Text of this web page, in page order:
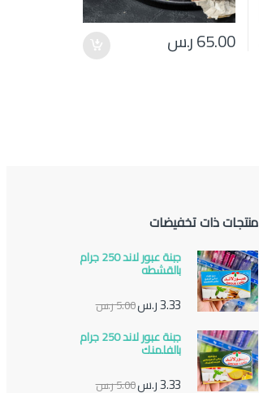
65.00ر.س
منتجات ذات تخفيضات
جبنة عبور لاند 250 جرام
بالقشطه
3.33ر.س5.00ر.س
جبنة عبور لاند 250 جرام
بالفلمنك
3.33ر.س5.00ر.س